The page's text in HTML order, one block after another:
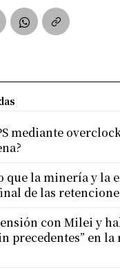
mediante
que la minería y la
de las
con Milei y
precedentes” en